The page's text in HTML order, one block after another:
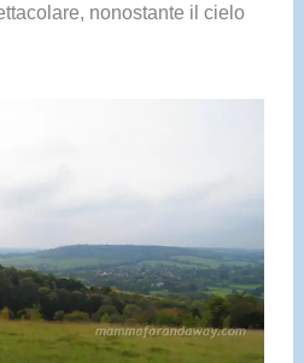
nonostante il cielo